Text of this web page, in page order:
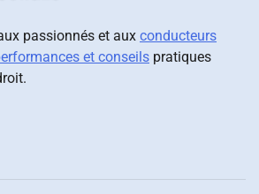
passionnés et aux conducteurs
et conseils pratiques